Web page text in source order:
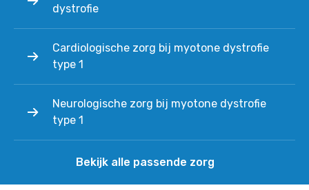
dystrofie
Cardiologische zorg bij myotone dystrofie
type 1
Neurologische zorg bij myotone dystrofie
type 1
Bekijk alle passende zorg